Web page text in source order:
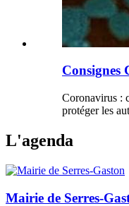
Consignes
Coronavirus :
protéger les
L'agenda
Mairie de Serres-